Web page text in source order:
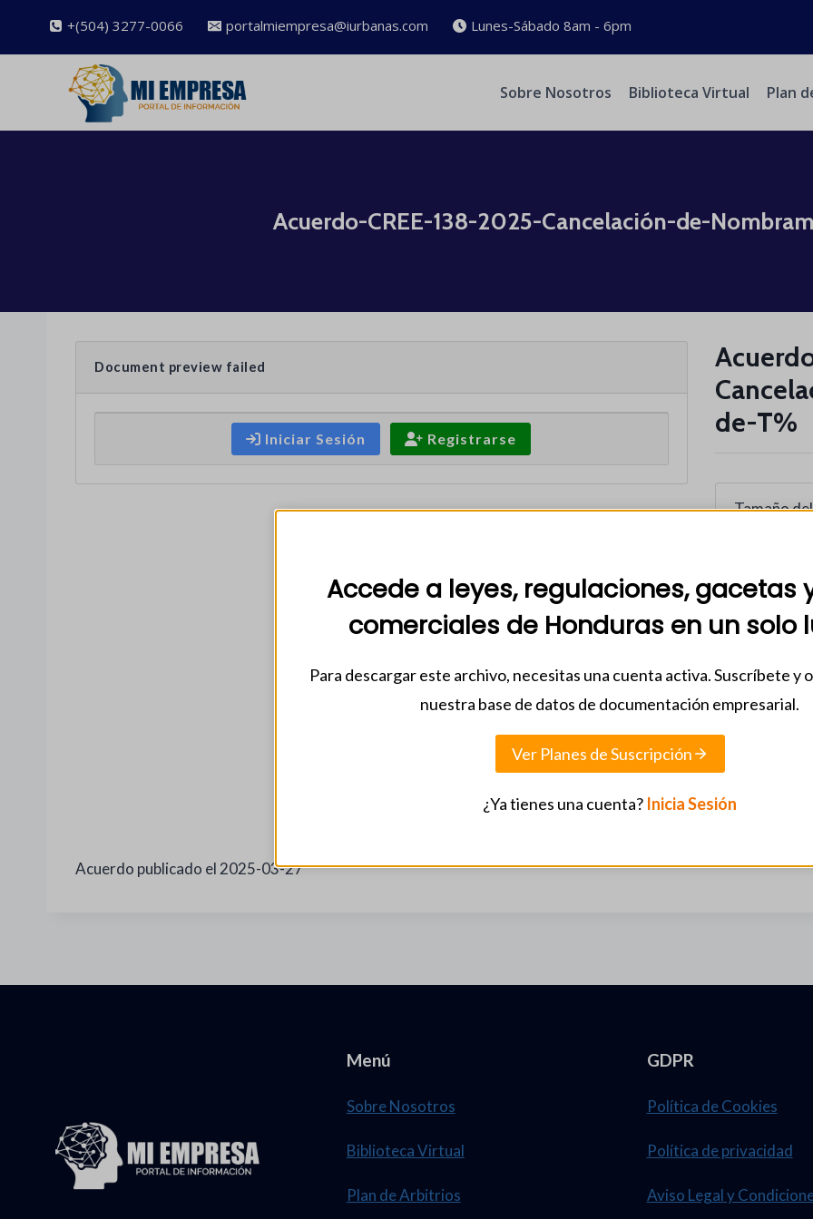
+(504) 3277-0066 portalmiempresa@iurbanas.com Lunes-Sábado 8am - 6pm
Sobre Nosotros Biblioteca Virtual Plan
Acuerdo-CREE-138-2025-Cancelación-de-
Document preview failed
Iniciar Sesión Registrarse
de-T%
Tamaño
Fecha de
12
Acuerdo publicado el 2025-03-27
Menú
Sobre Nosotros
Biblioteca Virtual
Plan de Arbitrios
GDPR
Política de Cookies
Política de privacidad
Aviso Legal y
Accede a leyes, regulaciones, gacetas
comerciales de Honduras en un solo
Para descargar este archivo, necesitas una cuenta activa. Suscríbete y
nuestra base de datos de documentación empresarial.
Ver Planes de Suscripción
¿Ya tienes una cuenta? Inicia Sesión